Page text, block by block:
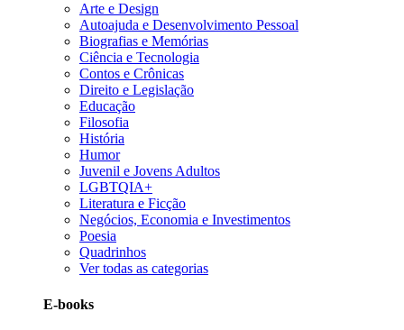
Arte e Design
Autoajuda e Desenvolvimento Pessoal
Biografias e Memórias
Ciência e Tecnologia
Contos e Crônicas
Direito e Legislação
Educação
Filosofia
História
Humor
Juvenil e Jovens Adultos
LGBTQIA+
Literatura e Ficção
Negócios, Economia e Investimentos
Poesia
Quadrinhos
Ver todas as categorias
E-books